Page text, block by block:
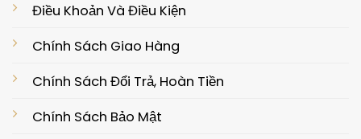
Điều Khoản Và Điều Kiện
Chính Sách Giao Hàng
Chính Sách Đổi Trả, Hoàn Tiền
Chính Sách Bảo Mật